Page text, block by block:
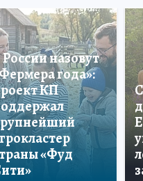
назовут
года»:
КП
«Фуд